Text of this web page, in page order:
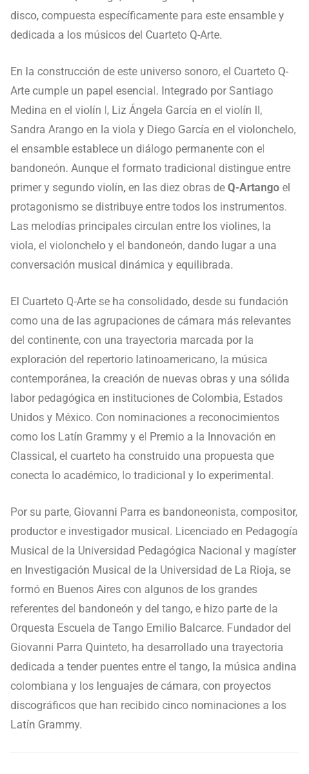
disco, compuesta específicamente para este ensamble y
dedicada a los músicos del Cuarteto Q-Arte.
En la construcción de este universo sonoro, el Cuarteto Q-
Arte cumple un papel esencial. Integrado por Santiago
Medina en el violín I, Liz Ángela García en el violín II,
Sandra Arango en la viola y Diego García en el violonchelo,
el ensamble establece un diálogo permanente con el
bandoneón. Aunque el formato tradicional distingue entre
primer y segundo violín, en las diez obras de Q-Artango el
protagonismo se distribuye entre todos los instrumentos.
Las melodías principales circulan entre los violines, la
viola, el violonchelo y el bandoneón, dando lugar a una
conversación musical dinámica y equilibrada.
El Cuarteto Q-Arte se ha consolidado, desde su fundación
como una de las agrupaciones de cámara más relevantes
del continente, con una trayectoria marcada por la
exploración del repertorio latinoamericano, la música
contemporánea, la creación de nuevas obras y una sólida
labor pedagógica en instituciones de Colombia, Estados
Unidos y México. Con nominaciones a reconocimientos
como los Latín Grammy y el Premio a la Innovación en
Classical, el cuarteto ha construido una propuesta que
conecta lo académico, lo tradicional y lo experimental.
Por su parte, Giovanni Parra es bandoneonista, compositor,
productor e investigador musical. Licenciado en Pedagogía
Musical de la Universidad Pedagógica Nacional y magíster
en Investigación Musical de la Universidad de La Rioja, se
formó en Buenos Aires con algunos de los grandes
referentes del bandoneón y del tango, e hizo parte de la
Orquesta Escuela de Tango Emilio Balcarce. Fundador del
Giovanni Parra Quinteto, ha desarrollado una trayectoria
dedicada a tender puentes entre el tango, la música andina
colombiana y los lenguajes de cámara, con proyectos
discográficos que han recibido cinco nominaciones a los
Latín Grammy.